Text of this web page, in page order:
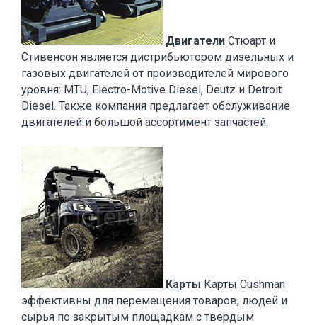
Двигатели Стюарт и
Стивенсон является дистрибьютором дизельных и
газовых двигателей от производителей мирового
уровня: MTU, Electro-Motive Diesel, Deutz и Detroit
Diesel. Также компания предлагает обслуживание
двигателей и большой ассортимент запчастей.
Карты Карты Cushman
эффективны для перемещения товаров, людей и
сырья по закрытым площадкам с твердым